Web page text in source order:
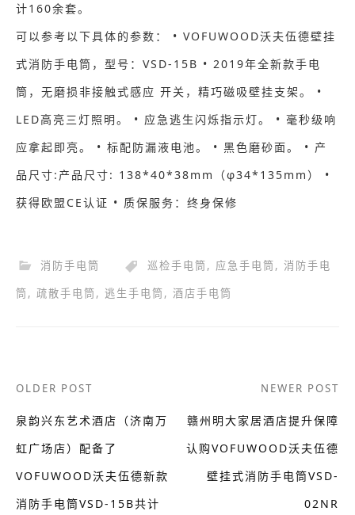
计160余套。
可以参考以下具体的参数： • VOFUWOOD沃夫伍德壁挂
式消防手电筒，型号：VSD-15B • 2019年全新款手电
筒，无磨损非接触式感应 开关，精巧磁吸壁挂支架。 •
LED高亮三灯照明。 • 应急逃生闪烁指示灯。 • 毫秒级响
应拿起即亮。 • 标配防漏液电池。 • 黑色磨砂面。 • 产
品尺寸:产品尺寸: 138*40*38mm（φ34*135mm） •
获得欧盟CE认证 • 质保服务：终身保修
消防手电筒 巡检手电筒, 应急手电筒, 消防手电
筒, 疏散手电筒, 逃生手电筒, 酒店手电筒
Post
navigation
OLDER POST
泉韵兴东艺术酒店（济南万
虹广场店）配备了
VOFUWOOD沃夫伍德新款
消防手电筒VSD-15B共计
NEWER POST
赣州明大家居酒店提升保障
认购VOFUWOOD沃夫伍德
壁挂式消防手电筒VSD-
02NR